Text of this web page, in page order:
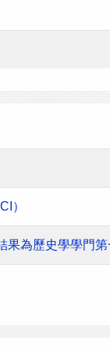
）
果為歷史學學門